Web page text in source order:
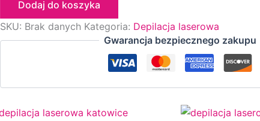
Dodaj do koszyka
SKU: Brak danych Kategoria: Depilacja laserowa
Gwarancja bezpiecznego zakupu
Zakres
Ten
Ten